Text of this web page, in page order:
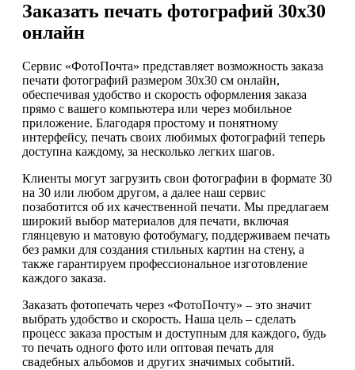
Заказать печать фотографий 30х30
онлайн
Сервис «ФотоПочта» представляет возможность заказа
печати фотографий размером 30х30 см онлайн,
обеспечивая удобство и скорость оформления заказа
прямо с вашего компьютера или через мобильное
приложение. Благодаря простому и понятному
интерфейсу, печать своих любимых фотографий теперь
доступна каждому, за несколько легких шагов.
Клиенты могут загрузить свои фотографии в формате 30
на 30 или любом другом, а далее наш сервис
позаботится об их качественной печати. Мы предлагаем
широкий выбор материалов для печати, включая
глянцевую и матовую фотобумагу, поддерживаем печать
без рамки для создания стильных картин на стену, а
также гарантируем профессиональное изготовление
каждого заказа.
Заказать фотопечать через «ФотоПочту» – это значит
выбрать удобство и скорость. Наша цель – сделать
процесс заказа простым и доступным для каждого, будь
то печать одного фото или оптовая печать для
свадебных альбомов и других значимых событий.